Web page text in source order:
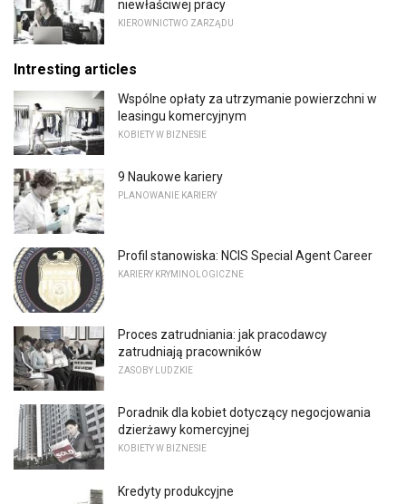
niewłaściwej pracy
KIEROWNICTWO ZARZĄDU
Intresting articles
Wspólne opłaty za utrzymanie powierzchni w
leasingu komercyjnym
KOBIETY W BIZNESIE
9 Naukowe kariery
PLANOWANIE KARIERY
Profil stanowiska: NCIS Special Agent Career
KARIERY KRYMINOLOGICZNE
Proces zatrudniania: jak pracodawcy
zatrudniają pracowników
ZASOBY LUDZKIE
Poradnik dla kobiet dotyczący negocjowania
dzierżawy komercyjnej
KOBIETY W BIZNESIE
Kredyty produkcyjne